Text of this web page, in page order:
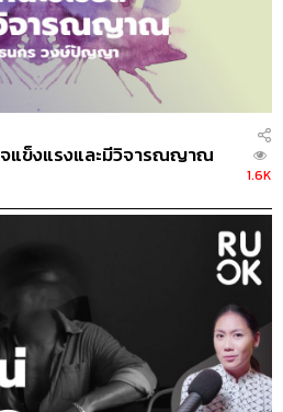
าญจนะพงศ์
อธิษฐาน กาญจนะพงศ์
ศุภณัฐ เดชะอำไพ
อภิสิทธิ์​ หรรษาภิรมย์โชค
ฒนานนท์
นธุ์พงศ์
Podcast
RUOK
Are You OK
แผนกจิตเวช
นักจิตบำบัด
Podcast
ล่ก โรงพยาบาล ลน
จแข็งแรงและมีวิจารณญาณ
1.6K